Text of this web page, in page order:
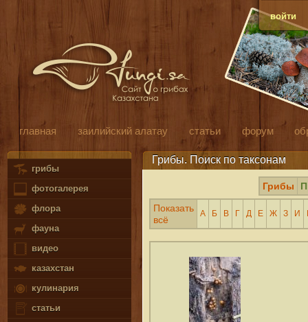
войти
главная заилийский алатау статьи форум
грибы
фотогалерея
флора
фауна
видео
казахстан
кулинария
статьи
Грибы. Поиск по таксонам
Грибы
Показать
всё
А Б В Г Д Е Ж З И